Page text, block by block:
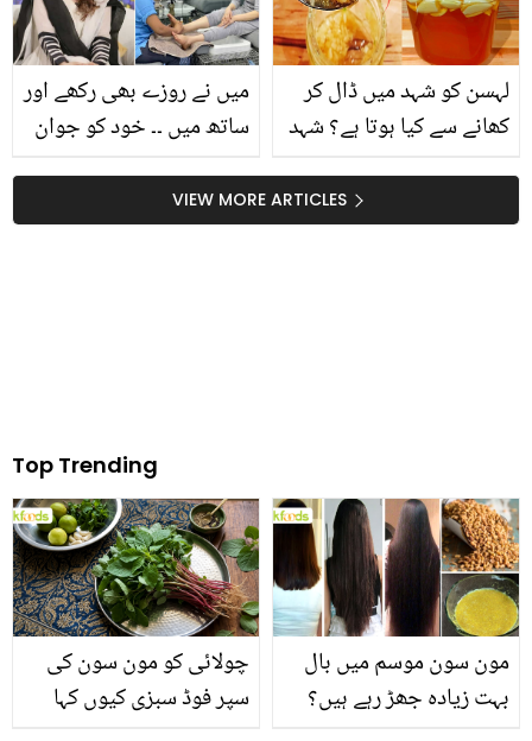
میں نے روزے بھی رکھے اور
ساتھ میں ۔۔ خود کو جوان
ریشم کیا کرتی ہیں؟
خواتین کو فٹ رہنے کا راز
لہسن کو شہد میں ڈال کر
کھانے سے کیا ہوتا ہے؟ شہد
زبردست فائدہ جو کرے آپ
کی بڑی مشکل آسان
VIEW MORE ARTICLES
Top Trending
چولائی کو مون سون کی
سپر فوڈ سبزی کیوں کہا
مون سون موسم میں بال
بہت زیادہ جھڑ رہے ہیں؟